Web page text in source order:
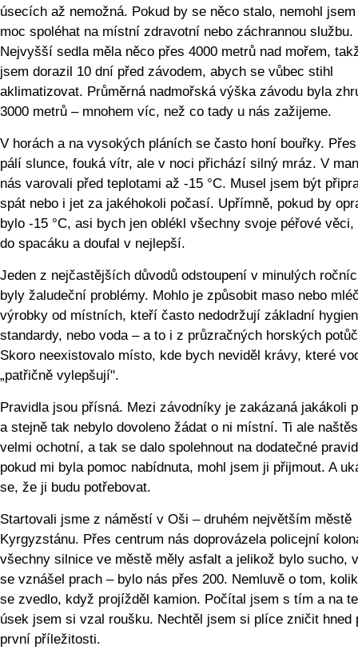
úsecích až nemožná. Pokud by se něco stalo, nemohl
moc spoléhat na místní zdravotní nebo záchrannou službu.
Nejvyšší sedla měla něco přes 4000 metrů nad mořem,
jsem dorazil 10 dní před závodem, abych se vůbec stihl
aklimatizovat. Průměrná nadmořská výška závodu byla
3000 metrů – mnohem víc, než co tady u nás zažijeme.
V horách a na vysokých pláních se často honí bouřky.
pálí slunce, fouká vítr, ale v noci přichází silný mráz. V
nás varovali před teplotami až -15 °C. Musel jsem být
spát nebo i jet za jakéhokoli počasí. Upřímně, pokud by
bylo -15 °C, asi bych jen oblékl všechny svoje péřové věci,
do spacáku a doufal v nejlepší.
Jeden z nejčastějších důvodů odstoupení v minulých
byly žaludeční problémy. Mohlo je způsobit maso nebo
výrobky od místních, kteří často nedodržují základní
standardy, nebo voda – a to i z průzračných horských
Skoro neexistovalo místo, kde bych neviděl krávy, které
„patřičně vylepšují".
Pravidla jsou přísná. Mezi závodníky je zakázaná jakákoli
a stejně tak nebylo dovoleno žádat o ni místní. Ti ale
velmi ochotní, a tak se dalo spolehnout na dodatečné
pokud mi byla pomoc nabídnuta, mohl jsem ji přijmout. A
se, že ji budu potřebovat.
Startovali jsme z náměstí v Oši – druhém největším městě
Kyrgyzstánu. Přes centrum nás doprovázela policejní
všechny silnice ve městě měly asfalt a jelikož bylo sucho,
se vznášel prach – bylo nás přes 200. Nemluvě o tom,
se zvedlo, když projížděl kamion. Počítal jsem s tím a na
úsek jsem si vzal roušku. Nechtěl jsem si plíce zničit hned
první příležitosti.